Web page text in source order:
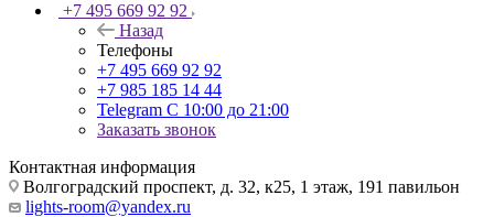
+7 495 669 92 92
Назад
Телефоны
+7 495 669 92 92
+7 985 185 14 44
Telegram С 10:00 до 21:00
Заказать звонок
Контактная информация
Волгоградский проспект, д. 32, к25, 1 этаж, 191 павильон
lights-room@yandex.ru